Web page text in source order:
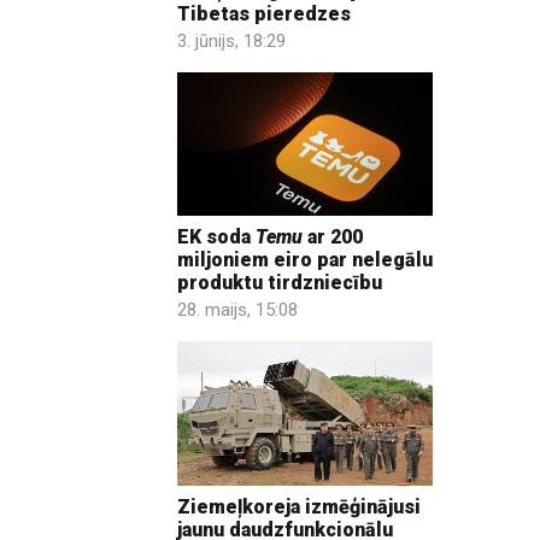
Tibetas pieredzes
3. jūnijs, 18:29
EK soda Temu ar 200
miljoniem eiro par nelegālu
produktu tirdzniecību
28. maijs, 15:08
Ziemeļkoreja izmēģinājusi
jaunu daudzfunkcionālu